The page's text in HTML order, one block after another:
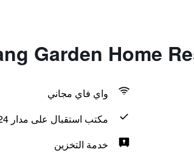
واي فاي مجاني
مكتب استقبال على مدار 24 ساعة
خدمة التخزين